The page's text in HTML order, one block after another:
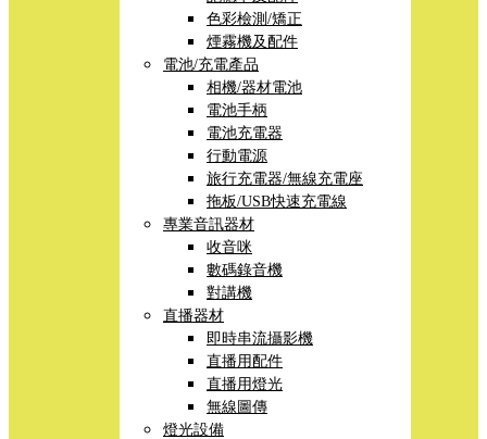
色彩檢測/矯正
煙霧機及配件
電池/充電產品
相機/器材電池
電池手柄
電池充電器
行動電源
旅行充電器/無線充電座
拖板/USB快速充電線
專業音訊器材
收音咪
數碼錄音機
對講機
直播器材
即時串流攝影機
直播用配件
直播用燈光
無線圖傳
燈光設備